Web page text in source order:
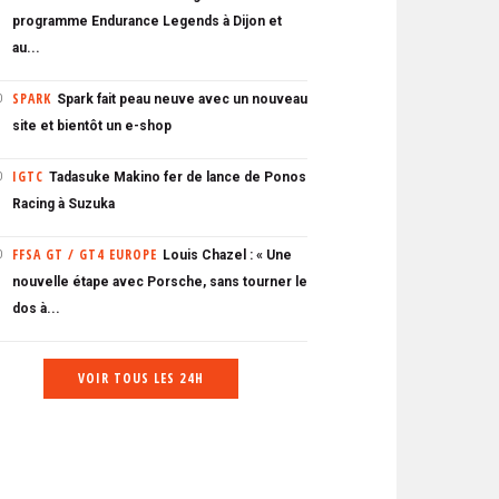
programme Endurance Legends à Dijon et
au...
SPARK Spark fait peau neuve avec un nouveau
site et bientôt un e-shop
IGTC Tadasuke Makino fer de lance de Ponos
Racing à Suzuka
FFSA GT / GT4 EUROPE Louis Chazel : « Une
nouvelle étape avec Porsche, sans tourner le
dos à...
VOIR TOUS LES 24H